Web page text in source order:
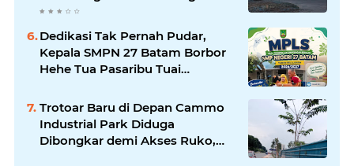
Liputan Wartawan Jadi
Perhatian
Dedikasi Tak Pernah Pudar,
Kepala SMPN 27 Batam Borbor
Hehe Tua Pasaribu Tuai
Trotoar Baru di Depan Cammo
Industrial Park Diduga
Dibongkar demi Akses Ruko,